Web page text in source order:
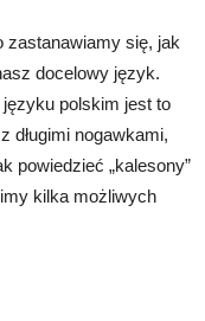
zastanawiamy się, jak
docelowy język.
języku polskim jest to
długimi nogawkami,
powiedzieć „kalesony”
kilka możliwych